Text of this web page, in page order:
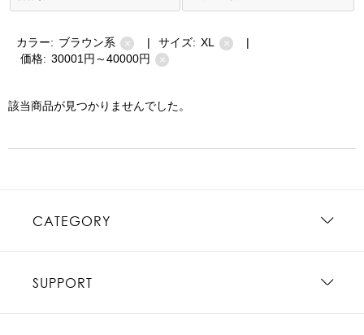
カラー: ブラウン系 × | サイズ: XL ×
|
価格: 30001円～40000円 ×
該当商品が見つかりませんでした。
CATEGORY
SUPPORT